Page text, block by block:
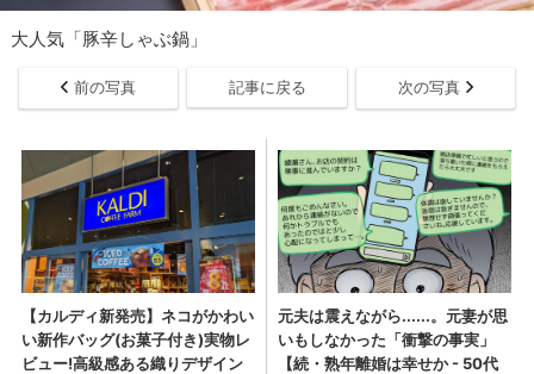
大人気「豚辛しゃぶ鍋」
前の写真 記事に戻る 次の写真